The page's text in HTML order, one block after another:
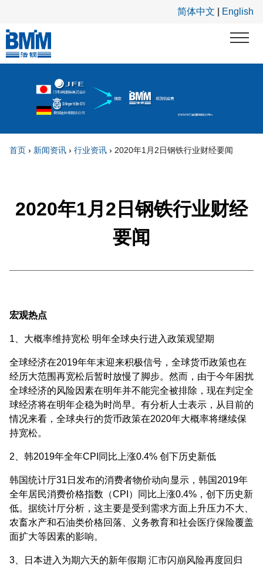
简体中文 English
首页 › 新闻资讯 › 行业资讯 › 2020年1月2日钢铁行业财经要闻
2020年1月2日钢铁行业财经
要闻
宏观热点
1、大概率维持宽松 明年全球央行进入政策观望期
全球经济在2019年年末迎来积极信号，全球货币政策也在
经历大范围再宽松后暂时放慢了脚步。然而，由于今年困扰
全球经济的风险因素在明年并不能完全被排除，现在判定全
球经济将在明年企稳为时尚早。有分析人士表示，从目前的
情况来看，全球央行的货币政策在2020年大概率将继续保
持宽松。
2、韩2019年全年CPI同比上涨0.4% 创下历史新低
韩国统计厅31日发布的消费者物价动向显示，韩国2019年
全年居民消费价格指数（CPI）同比上涨0.4%，创下历史新
低。据统计厅分析，这主要是受到需求方面上升压力不大、
农畜水产和石油类价格回落、义务教育和社会医疗保险覆盖
面扩大等因素的影响。
3、日本进入为期六天的新年假期 汇市闪崩风险再度回归